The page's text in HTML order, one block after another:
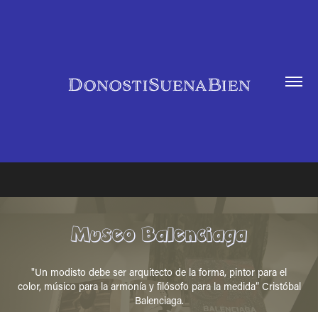
DonostiSuenaBien
Museo Balenciaga
"Un modisto debe ser arquitecto de la forma, pintor para el
color, músico para la armonía y filósofo para la medida” Cristóbal
Balenciaga.